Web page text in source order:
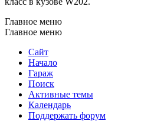
Главное меню
Главное меню
Сайт
Начало
Гараж
Поиск
Активные темы
Календарь
Поддержать форум